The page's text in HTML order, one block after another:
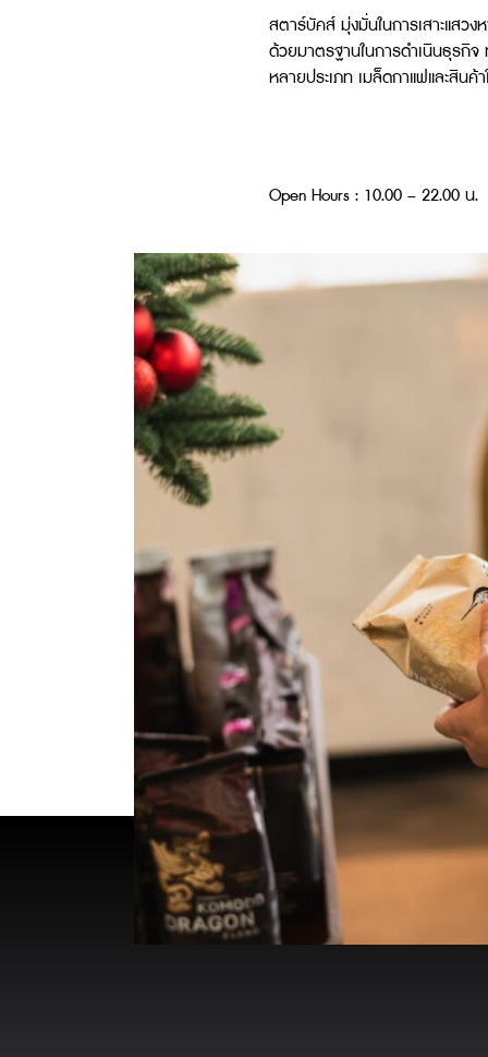
สตาร์บัคส์ มุ่งมั่นในการเสาะแสว
ด้วยมาตรฐานในการดำเนินธุรกิ
หลายประเภท เมล็ดกาแฟและสินค้
Open Hours : 10.00 – 22.00 น.